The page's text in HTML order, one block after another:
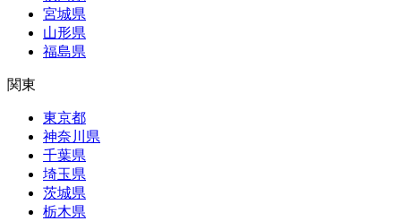
宮城県
山形県
福島県
関東
東京都
神奈川県
千葉県
埼玉県
茨城県
栃木県